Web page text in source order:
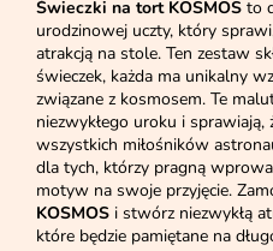
Świeczki na tort KOSMOS to
urodzinowej uczty, który
atrakcją na stole. Ten zestaw
świeczek, każda ma unikalny
związane z kosmosem. Te
niezwykłego uroku i sprawiają,
wszystkich miłośników
dla tych, którzy pragną
motyw na swoje przyjęcie.
KOSMOS i stwórz niezwykłą
które będzie pamiętane na